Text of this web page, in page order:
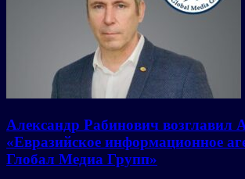
Александр Рабинович возглавил
«Евразийское информационное
Глобал Медиа Групп»